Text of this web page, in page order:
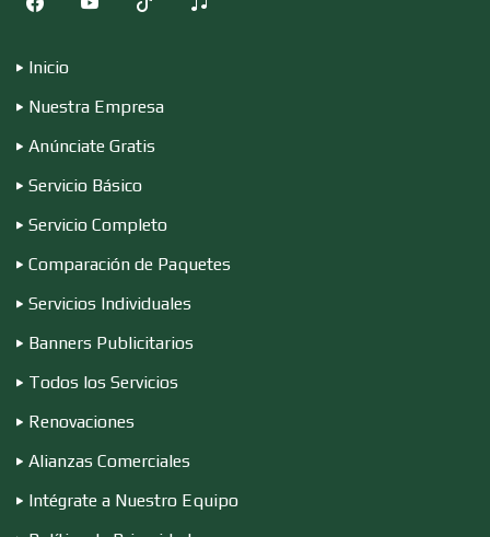
Elevadores y Ascensores
Empaques y Embalajes
Empresas de Limpieza
Energía Solar
Inicio
Nuestra Empresa
Anúnciate Gratis
Servicio Básico
Servicio Completo
Comparación de Paquetes
Servicios Individuales
Banners Publicitarios
Todos los Servicios
Renovaciones
Alianzas Comerciales
Intégrate a Nuestro Equipo